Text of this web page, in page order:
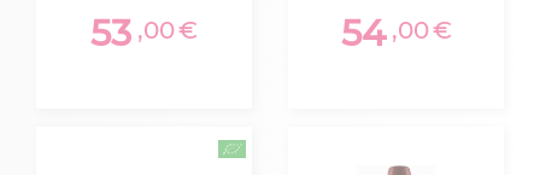
53 ,00€ 54 ,00€